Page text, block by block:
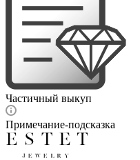
Частичный выкуп
Примечание-подсказка